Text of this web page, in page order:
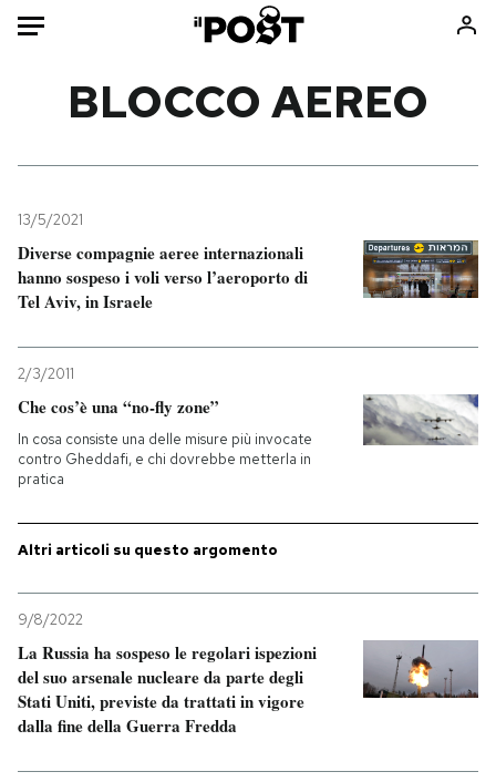
Mondo
Politica
Tecnologia
Internet
Scienza
Cultura
Economia
Sport
Consumismi
Storie/Idee
Media
Mondiali calcio 2026
PODCAST
NEWSLETTER
I MIEI PREFERITI
BLOCCO AEREO
13/5/2021
Diverse compagnie aeree internazionali
hanno sospeso i voli verso l’aeroporto di
Tel Aviv, in Israele
2/3/2011
Che cos’è una “no-fly zone”
In cosa consiste una delle misure più invocate
contro Gheddafi, e chi dovrebbe metterla in
pratica
Altri articoli su questo argomento
9/8/2022
La Russia ha sospeso le regolari ispezioni
del suo arsenale nucleare da parte degli
Stati Uniti, previste da trattati in vigore
dalla fine della Guerra Fredda